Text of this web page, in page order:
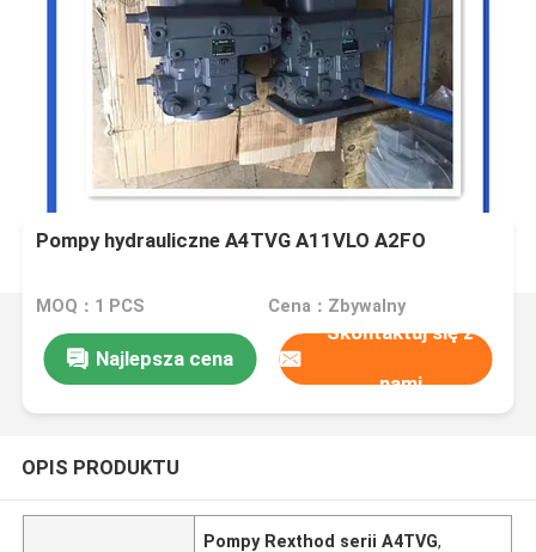
Pompy hydrauliczne A4TVG A11VLO A2FO
MOQ：1 PCS Cena：Zbywalny
Najlepsza cena
Skontaktuj się z
nami
OPIS PRODUKTU
Pompy Rexthod serii A4TVG,